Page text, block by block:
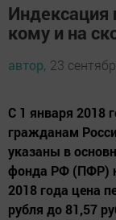
Индексация
кому и на
автор, 23
С 1 января 2018
гражданам
указаны в
фонда РФ (ПФР)
2018 года цена
рубля до 81,57